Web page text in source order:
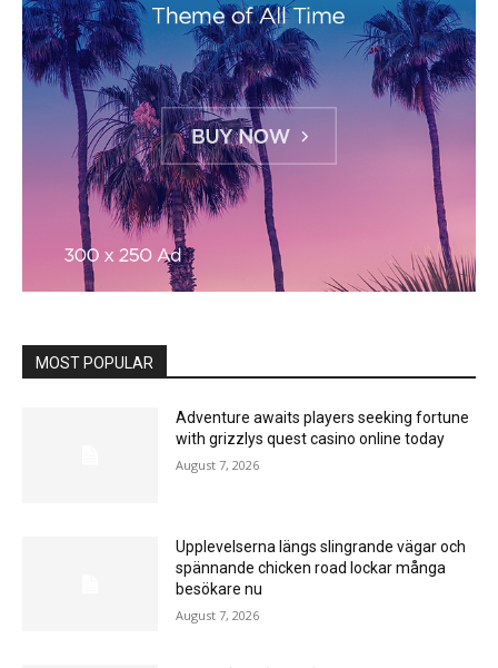
MOST POPULAR
Adventure awaits players seeking fortune
with grizzlys quest casino online today
August 7, 2026
Upplevelserna längs slingrande vägar och
spännande chicken road lockar många
besökare nu
August 7, 2026